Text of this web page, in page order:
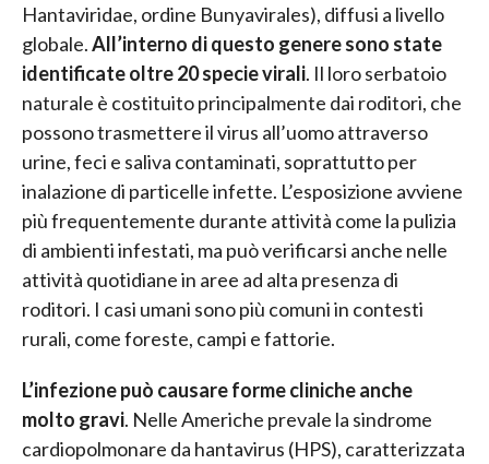
Hantaviridae, ordine Bunyavirales), diffusi a livello
globale.All’interno di questo genere sono state
identificate oltre 20 specie virali. Il loro serbatoio
naturale è costituito principalmente dai roditori, che
possono trasmettere il virus all’uomo attraverso
urine, feci e saliva contaminati, soprattutto per
inalazione di particelle infette. L’esposizione avviene
più frequentemente durante attività come la pulizia
di ambienti infestati, ma può verificarsi anche nelle
attività quotidiane in aree ad alta presenza di
roditori. I casi umani sono più comuni in contesti
rurali, come foreste, campi e fattorie.
L’infezione può causare forme cliniche anche
molto gravi. Nelle Americhe prevale la sindrome
cardiopolmonare da hantavirus (HPS), caratterizzata